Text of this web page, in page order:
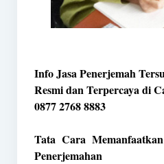
Info Jasa Penerjemah
Resmi dan Terpercaya di
0877 2768 8883
Tata Cara
Penerjemahan